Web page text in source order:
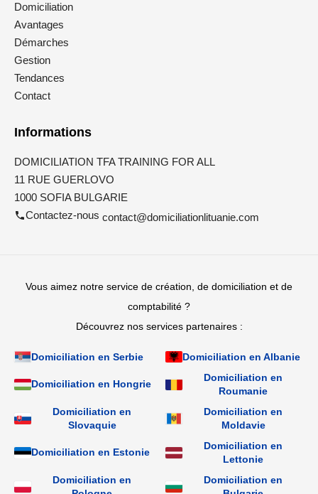
Domiciliation
Avantages
Démarches
Gestion
Tendances
Contact
Informations
DOMICILIATION TFA TRAINING FOR ALL
11 RUE GUERLOVO
1000 SOFIA BULGARIE
Contactez-nous contact@domiciliationlituanie.com
Vous aimez notre service de création, de domiciliation et de
comptabilité ?
Découvrez nos services partenaires :
Domiciliation en Serbie Domiciliation en Albanie
Domiciliation en Hongrie
Domiciliation en
Roumanie
Domiciliation en
Slovaquie
Domiciliation en
Moldavie
Domiciliation en Estonie
Domiciliation en
Lettonie
Domiciliation en
Domiciliation en